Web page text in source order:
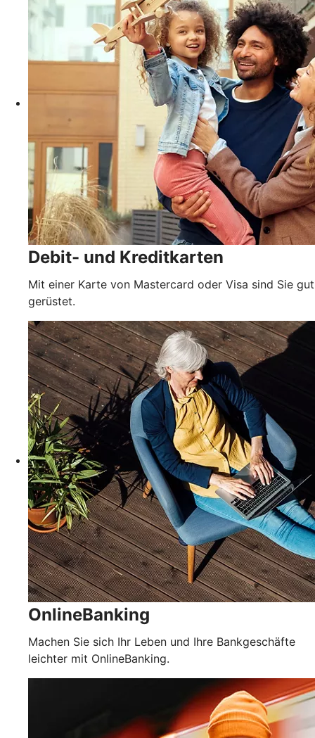
Debit- und Kreditkarten
Mit einer Karte von Mastercard oder Visa sind Sie gut
gerüstet.
OnlineBanking
Machen Sie sich Ihr Leben und Ihre Bankgeschäfte
leichter mit OnlineBanking.